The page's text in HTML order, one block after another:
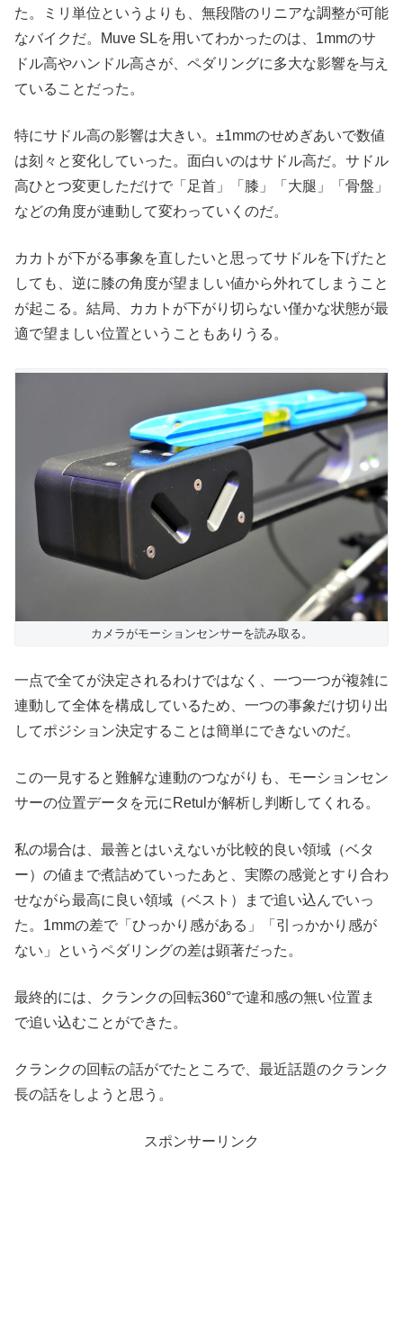
た。ミリ単位というよりも、無段階のリニアな調整が可能
なバイクだ。Muve SLを用いてわかったのは、1mmのサ
ドル高やハンドル高さが、ペダリングに多大な影響を与え
ていることだった。
特にサドル高の影響は大きい。±1mmのせめぎあいで数値
は刻々と変化していった。面白いのはサドル高だ。サドル
高ひとつ変更しただけで「足首」「膝」「大腿」「骨盤」
などの角度が連動して変わっていくのだ。
カカトが下がる事象を直したいと思ってサドルを下げたと
しても、逆に膝の角度が望ましい値から外れてしまうこと
が起こる。結局、カカトが下がり切らない僅かな状態が最
適で望ましい位置ということもありうる。
カメラがモーションセンサーを読み取る。
一点で全てが決定されるわけではなく、一つ一つが複雑に
連動して全体を構成しているため、一つの事象だけ切り出
してポジション決定することは簡単にできないのだ。
この一見すると難解な連動のつながりも、モーションセン
サーの位置データを元にRetulが解析し判断してくれる。
私の場合は、最善とはいえないが比較的良い領域（ベタ
ー）の値まで煮詰めていったあと、実際の感覚とすり合わ
せながら最高に良い領域（ベスト）まで追い込んでいっ
た。1mmの差で「ひっかり感がある」「引っかかり感が
ない」というペダリングの差は顕著だった。
最終的には、クランクの回転360°で違和感の無い位置ま
で追い込むことができた。
クランクの回転の話がでたところで、最近話題のクランク
長の話をしようと思う。
スポンサーリンク